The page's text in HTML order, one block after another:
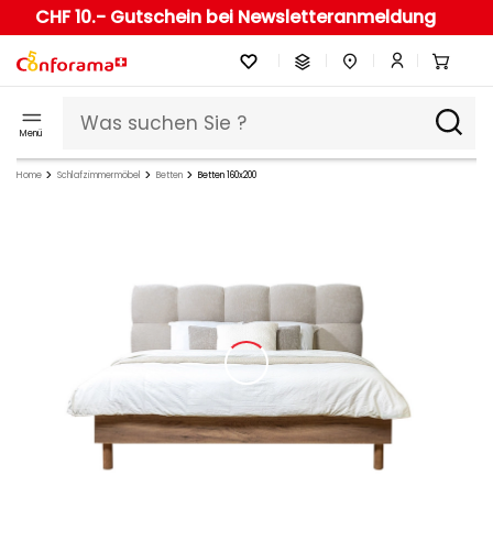
CHF 10.- Gutschein bei Newsletteranmeldung
Menü
Home Schlafzimmermöbel Betten Betten 160x200